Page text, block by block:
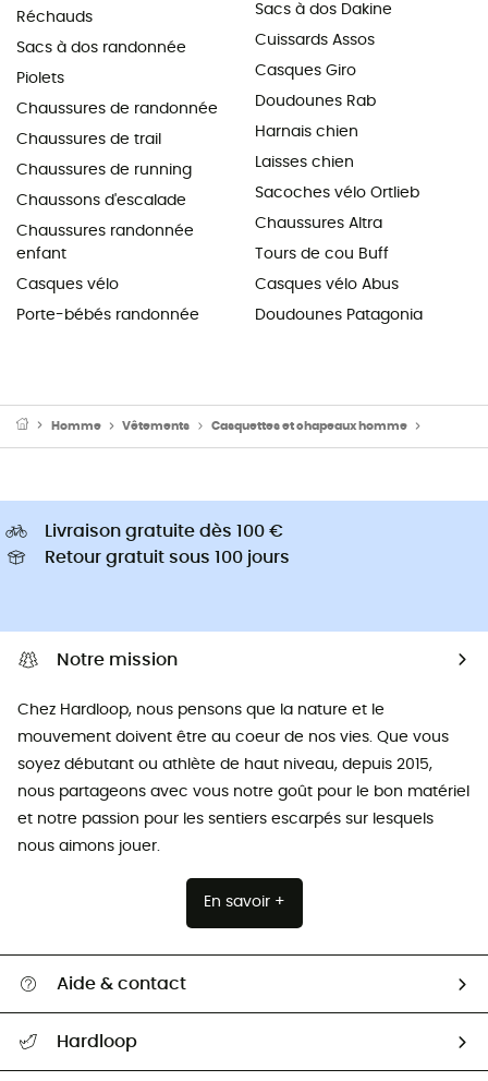
Réchauds
Sacs à dos randonnée
Piolets
Chaussures de randonnée
Chaussures de trail
Chaussures de running
Chaussons d'escalade
Chaussures randonnée
enfant
Casques vélo
Porte-bébés randonnée
Sacs à dos Dakine
Cuissards Assos
Casques Giro
Doudounes Rab
Harnais chien
Laisses chien
Sacoches vélo Ortlieb
Chaussures Altra
Tours de cou Buff
Casques vélo Abus
Doudounes Patagonia
Homme Vêtements Casquettes et chapeaux homme
Livraison gratuite dès 100 €
Retour gratuit sous 100 jours
Notre mission
Chez Hardloop, nous pensons que la nature et le
mouvement doivent être au coeur de nos vies. Que vous
soyez débutant ou athlète de haut niveau, depuis 2015,
nous partageons avec vous notre goût pour le bon matériel
et notre passion pour les sentiers escarpés sur lesquels
nous aimons jouer.
En savoir +
Aide & contact
Retour & remboursement
Hardloop